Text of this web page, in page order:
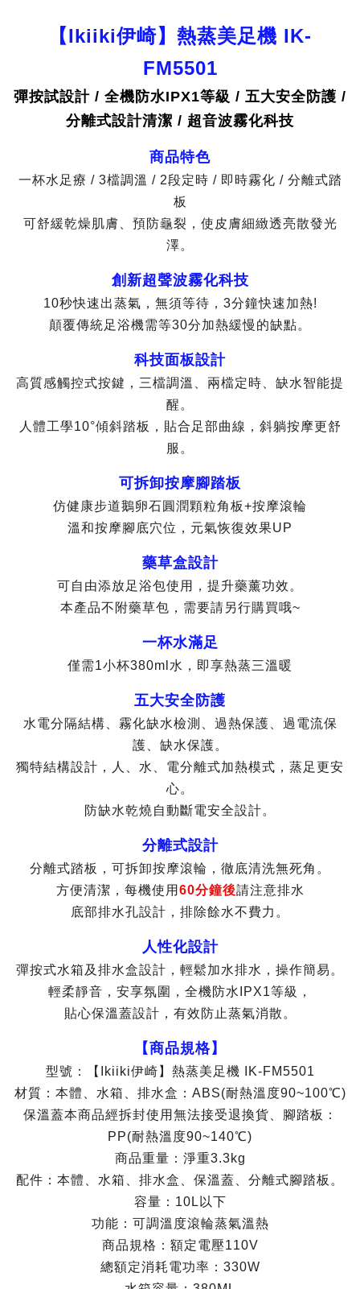
【Ikiiki伊崎】熱蒸美足機 IK-
FM5501
彈按試設計 / 全機防水IPX1等級 / 五大安全防護 /
分離式設計清潔 / 超音波霧化科技
商品特色
一杯水足療 / 3檔調溫 / 2段定時 / 即時霧化 / 分離式踏
板
可舒緩乾燥肌膚、預防龜裂，使皮膚細緻透亮散發光
澤。
創新超聲波霧化科技
10秒快速出蒸氣，無須等待，3分鐘快速加熱!
顛覆傳統足浴機需等30分加熱緩慢的缺點。
科技面板設計
高質感觸控式按鍵，三檔調溫、兩檔定時、缺水智能提
醒。
人體工學10°傾斜踏板，貼合足部曲線，斜躺按摩更舒
服。
可拆卸按摩腳踏板
仿健康步道鵝卵石圓潤顆粒角板+按摩滾輪
溫和按摩腳底穴位，元氣恢復效果UP
藥草盒設計
可自由添放足浴包使用，提升藥薰功效。
本產品不附藥草包，需要請另行購買哦~
一杯水滿足
僅需1小杯380ml水，即享熱蒸三溫暖
五大安全防護
水電分隔結構、霧化缺水檢測、過熱保護、過電流保
護、缺水保護。
獨特結構設計，人、水、電分離式加熱模式，蒸足更安
心。
防缺水乾燒自動斷電安全設計。
分離式設計
分離式踏板，可拆卸按摩滾輪，徹底清洗無死角。
方便清潔，每機使用 60分鐘後請注意排水
底部排水孔設計，排除餘水不費力。
人性化設計
彈按式水箱及排水盒設計，輕鬆加水排水，操作簡易。
輕柔靜音，安享氛圍，全機防水IPX1等級，
貼心保溫蓋設計，有效防止蒸氣消散。
【商品規格】
型號：【Ikiiki伊崎】熱蒸美足機 IK-FM5501
材質：本體、水箱、排水盒：ABS(耐熱溫度90~100℃)
保溫蓋本商品經拆封使用無法接受退換貨、腳踏板：
PP(耐熱溫度90~140℃)
商品重量：淨重3.3kg
配件：本體、水箱、排水盒、保溫蓋、分離式腳踏板。
容量：10L以下
功能：可調溫度滾輪蒸氣溫熱
商品規格：額定電壓110V
總額定消耗電功率：330W